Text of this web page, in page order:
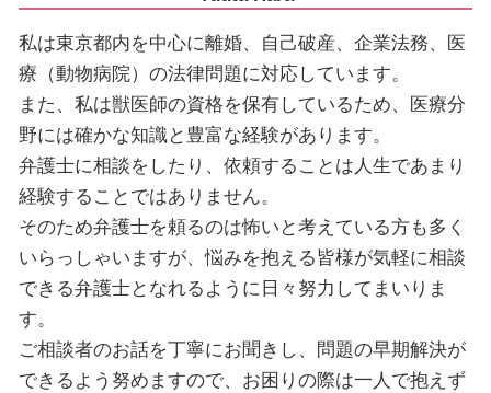
私は東京都内を中心に離婚、自己破産、企業法務、医
療（動物病院）の法律問題に対応しています。
また、私は獣医師の資格を保有しているため、医療分
野には確かな知識と豊富な経験があります。
弁護士に相談をしたり、依頼することは人生であまり
経験することではありません。
そのため弁護士を頼るのは怖いと考えている方も多く
いらっしゃいますが、悩みを抱える皆様が気軽に相談
できる弁護士となれるように日々努力してまいりま
す。
ご相談者のお話を丁寧にお聞きし、問題の早期解決が
できるよう努めますので、お困りの際は一人で抱えず